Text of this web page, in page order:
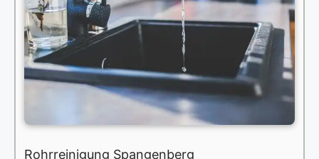
Rohrreinigung Spangenberg